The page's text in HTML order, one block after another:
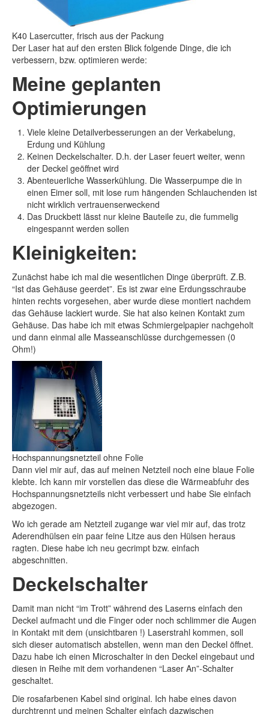
K40 Lasercutter, frisch aus der Packung
Der Laser hat auf den ersten Blick folgende Dinge, die ich
verbessern, bzw. optimieren werde:
Meine geplanten
Optimierungen
Viele kleine Detailverbesserungen an der Verkabelung,
Erdung und Kühlung
Keinen Deckelschalter. D.h. der Laser feuert weiter, wenn
der Deckel geöffnet wird
Abenteuerliche Wasserkühlung. Die Wasserpumpe die in
einen Eimer soll, mit lose rum hängenden Schlauchenden ist
nicht wirklich vertrauenserweckend
Das Druckbett lässt nur kleine Bauteile zu, die fummelig
eingespannt werden sollen
Kleinigkeiten:
Zunächst habe ich mal die wesentlichen Dinge überprüft. Z.B.
“Ist das Gehäuse geerdet”. Es ist zwar eine Erdungsschraube
hinten rechts vorgesehen, aber wurde diese montiert nachdem
das Gehäuse lackiert wurde. Sie hat also keinen Kontakt zum
Gehäuse. Das habe ich mit etwas Schmiergelpapier nachgeholt
und dann einmal alle Masseanschlüsse durchgemessen (0
Ohm!)
Hochspannungsnetzteil ohne Folie
Dann viel mir auf, das auf meinen Netzteil noch eine blaue Folie
klebte. Ich kann mir vorstellen das diese die Wärmeabfuhr des
Hochspannungsnetzteils nicht verbessert und habe Sie einfach
abgezogen.
Wo ich gerade am Netzteil zugange war viel mir auf, das trotz
Aderendhülsen ein paar feine Litze aus den Hülsen heraus
ragten. Diese habe ich neu gecrimpt bzw. einfach
abgeschnitten.
Deckelschalter
Damit man nicht “im Trott” während des Laserns einfach den
Deckel aufmacht und die Finger oder noch schlimmer die Augen
in Kontakt mit dem (unsichtbaren !) Laserstrahl kommen, soll
sich dieser automatisch abstellen, wenn man den Deckel öffnet.
Dazu habe ich einen Microschalter in den Deckel eingebaut und
diesen in Reihe mit dem vorhandenen “Laser An”-Schalter
geschaltet.
Die rosafarbenen Kabel sind original. Ich habe eines davon
durchtrennt und meinen Schalter einfach dazwischen